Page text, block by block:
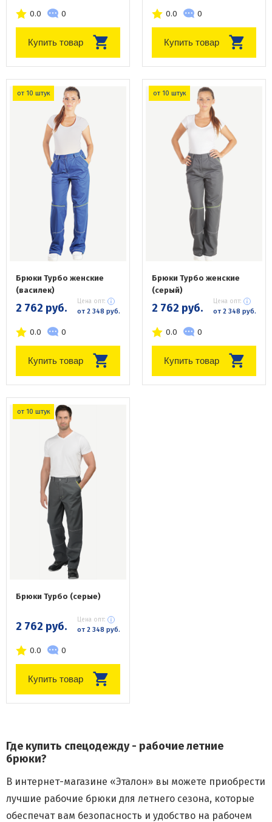
0.0 0
Купить товар
0.0 0
Купить товар
от 10 штук
Брюки Турбо женские
(василек)
2 762 руб. Цена опт:
от 2 348 руб.
0.0 0
Купить товар
от 10 штук
Брюки Турбо женские
(серый)
2 762 руб. Цена опт:
от 2 348 руб.
0.0 0
Купить товар
от 10 штук
Брюки Турбо (серые)
2 762 руб. Цена опт:
от 2 348 руб.
0.0 0
Купить товар
Где купить спецодежду - рабочие летние
брюки?
В интернет-магазине «Эталон» вы можете приобрести
лучшие рабочие брюки для летнего сезона, которые
обеспечат вам безопасность и удобство на рабочем